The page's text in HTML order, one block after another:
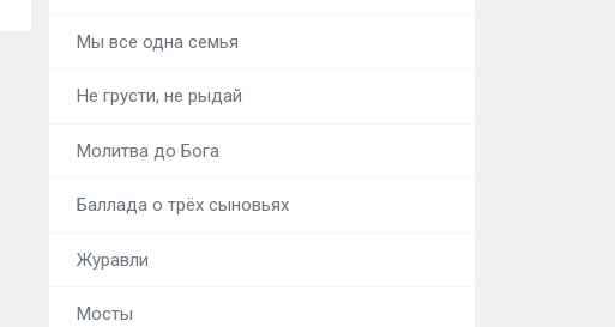
Мы все одна семья
Не грусти, не рыдай
Молитва до Бога
Баллада о трёх сыновьях
Журавли
Мосты